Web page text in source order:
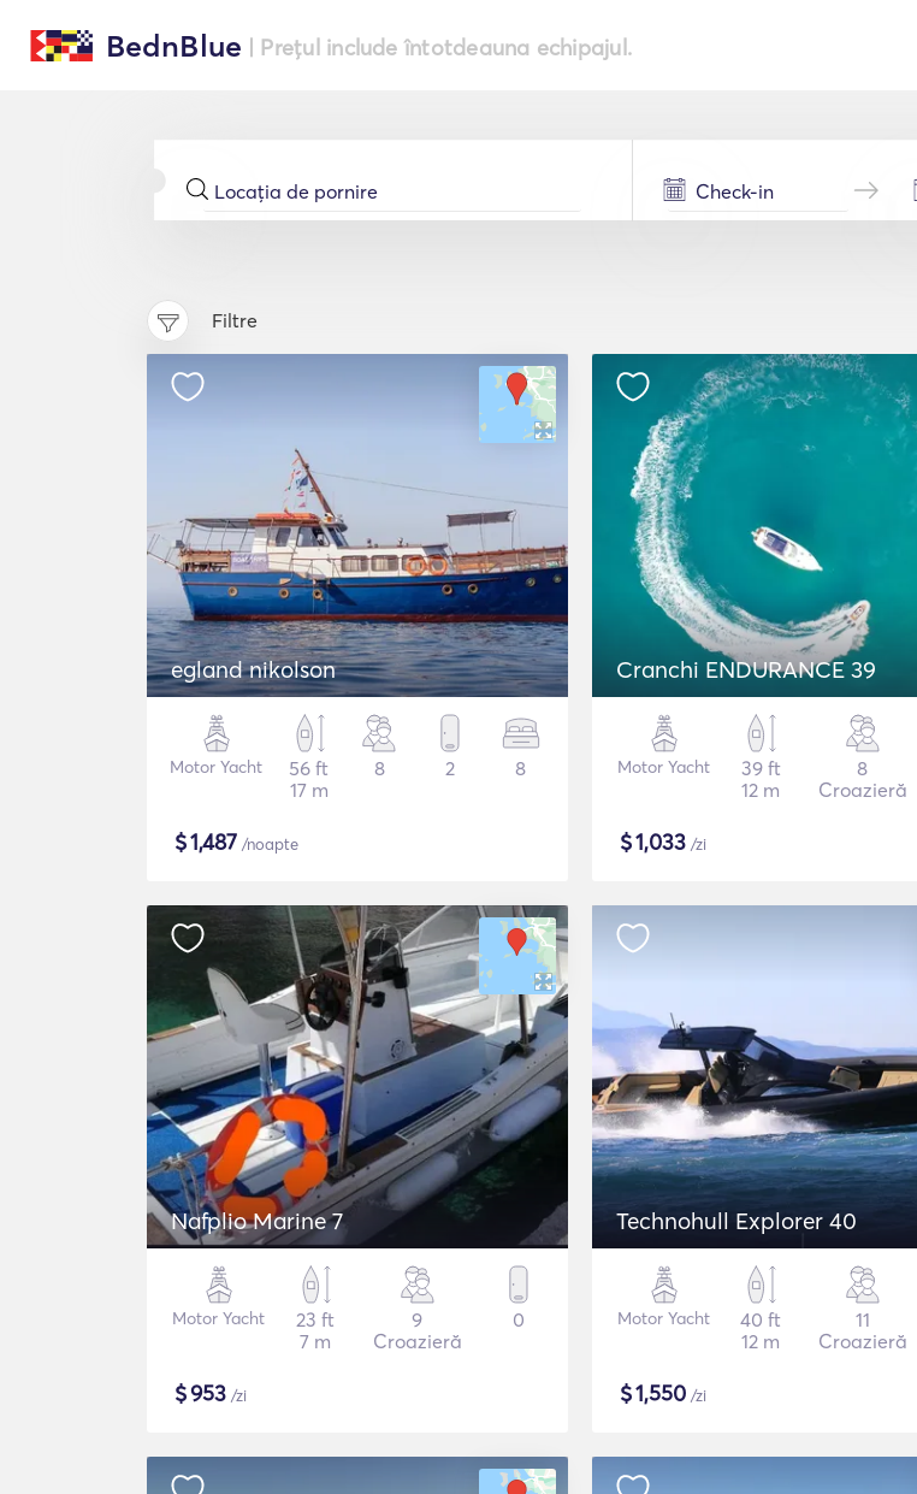
BednBlue | Prețul include întotdeauna echipajul.
Filtre
egland nikolson
Motor Yacht
56 ft
17 m
8 2 8
$1,487 /noapte
Cranchi ENDURANCE 39
Motor Yacht
39 ft
12 m
8
Croazieră
$1,033 /zi
Nafplio Marine 7
Motor Yacht
23 ft
7 m
9
Croazieră
0
$953 /zi
Technohull Explorer 40
Motor Yacht
40 ft
12 m
11
Croazieră
$1,550 /zi